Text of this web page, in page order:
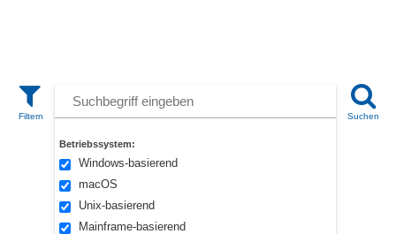
Betriebssystem:
Windows-basierend
macOS
Unix-basierend
Mainframe-basierend